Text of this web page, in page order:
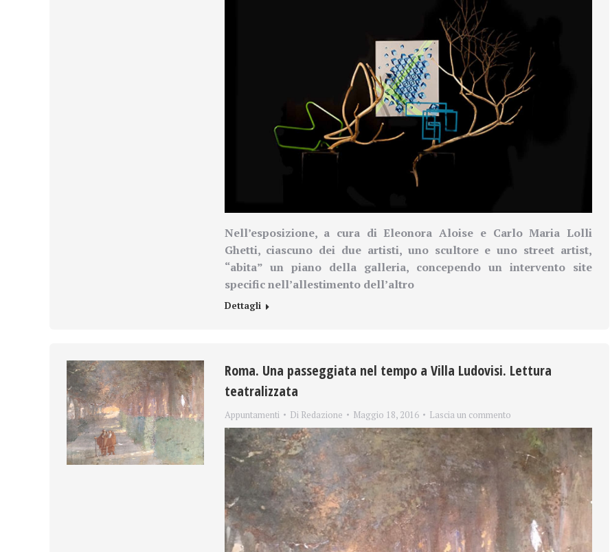
Nell’esposizione, a cura di Eleonora Aloise e Carlo Maria Lolli
Ghetti, ciascuno dei due artisti, uno scultore e uno street artist,
“abita” un piano della galleria, concependo un intervento site
specific nell’allestimento dell’altro
Dettagli
Roma. Una passeggiata nel tempo a Villa Ludovisi. Lettura
teatralizzata
Appuntamenti Di Redazione Maggio 18, 2016 Lascia un commento